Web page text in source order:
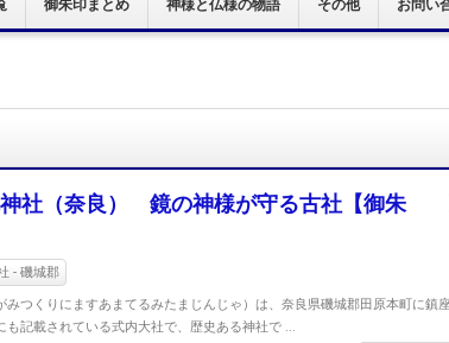
奈良市
桜井市
天理市
橿原市
御所市
葛城市
大和郡山市
生駒市
五條市
宇陀市
磯城郡
生駒郡
高市郡
吉野郡
北葛城郡
明日香村 神戸市
尼崎市 尼崎市
加西市
姫路市 京都市
御朱印まとめ 神様と仏様の物語 その他 お問い
社（奈良） 鏡の神様が守る古社【御朱
- 磯城郡
みつくりにますあまてるみたまじんじゃ）は、奈良県磯城郡田原本町に鎮
も記載されている式内大社で、歴史ある神社で ...